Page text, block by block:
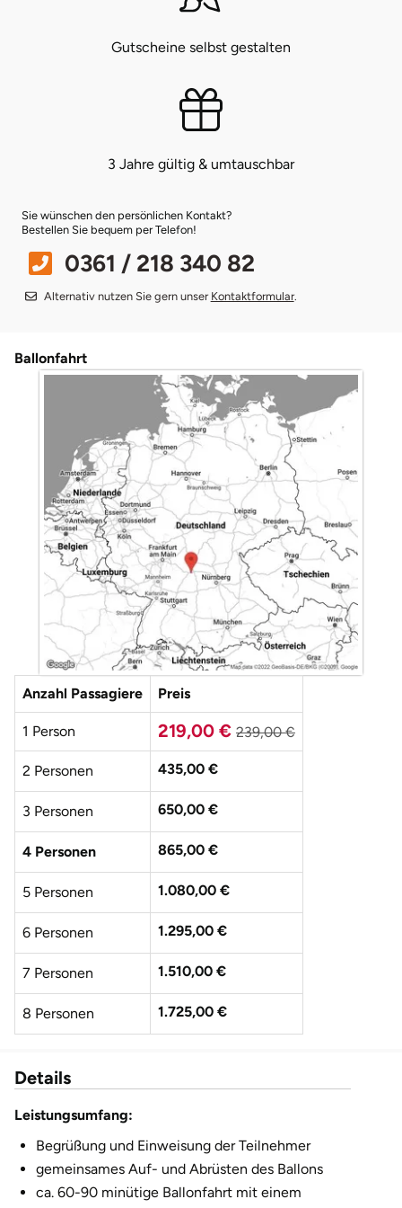
Gutscheine selbst gestalten
3 Jahre gültig & umtauschbar
Sie wünschen den persönlichen Kontakt?
Bestellen Sie bequem per Telefon!
0361 / 218 340 82
Alternativ nutzen Sie gern unser Kontaktformular.
Ballonfahrt
Anzahl Passagiere Preis
1 Person 219,00 € 239,00 €
2 Personen 435,00 €
3 Personen 650,00 €
4 Personen 865,00 €
5 Personen 1.080,00 €
6 Personen 1.295,00 €
7 Personen 1.510,00 €
8 Personen 1.725,00 €
10 Personen 2.155,00 €
12 Personen 2.585,00 €
Details
Leistungsumfang:
Begrüßung und Einweisung der Teilnehmer
gemeinsames Auf- und Abrüsten des Ballons
ca. 60-90 minütige Ballonfahrt mit einem
Riesa
Ruhrgebiet
Sömmerda
sächsische Schweiz
Weimar
Weißenfels